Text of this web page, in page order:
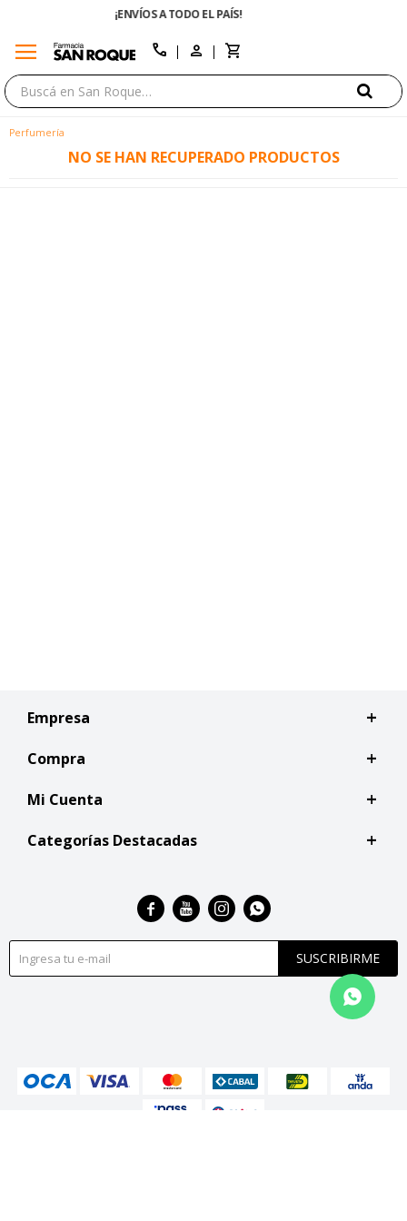
AYUDA? LLÁMANOS AL 0800 3456
menu call
Perfumería
NO SE HAN RECUPERADO PRODUCTOS
Empresa
Compra
Mi Cuenta
Categorías Destacadas
SUSCRIBIRME
   
close